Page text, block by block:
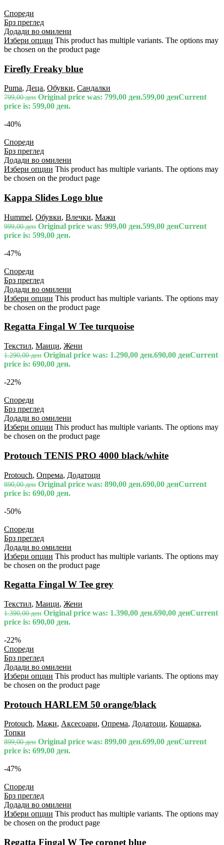
Спореди
Брз преглед
Додади во омилени
Избери опции This product has multiple variants. The options may
be chosen on the product page
Firefly Freaky blue
Puma, Деца, Обувки, Сандалки
799,00ден Original price was: 799,00 ден.599,00 денCurrent
price is: 599,00 ден.
-40%
Спореди
Брз преглед
Додади во омилени
Избери опции This product has multiple variants. The options may
be chosen on the product page
Kappa Slides Logo blue
Hummel, Обувки, Влечки, Мажи
999,00ден Original price was: 999,00 ден.599,00 денCurrent
price is: 599,00 ден.
-47%
Спореди
Брз преглед
Додади во омилени
Избери опции This product has multiple variants. The options may
be chosen on the product page
Regatta Fingal W Tee turquoise
Текстил, Маици, Жени
1.290,00ден Original price was: 1.290,00 ден.690,00 денCurrent
price is: 690,00 ден.
-22%
Спореди
Брз преглед
Додади во омилени
Избери опции This product has multiple variants. The options may
be chosen on the product page
Protouch TENIS PRO 4000 black/white
Protouch, Опрема, Додатоци
890,00ден Original price was: 890,00 ден.690,00 денCurrent
price is: 690,00 ден.
-50%
Спореди
Брз преглед
Додади во омилени
Избери опции This product has multiple variants. The options may
be chosen on the product page
Regatta Fingal W Tee grey
Текстил, Маици, Жени
1.390,00ден Original price was: 1.390,00 ден.690,00 денCurrent
price is: 690,00 ден.
-22%
Спореди
Брз преглед
Додади во омилени
Избери опции This product has multiple variants. The options may
be chosen on the product page
Protouch HARLEM 50 orange/black
Protouch, Мажи, Аксесоари, Опрема, Додатоци, Кошарка,
Топки
899,00ден Original price was: 899,00 ден.699,00 денCurrent
price is: 699,00 ден.
-47%
Спореди
Брз преглед
Додади во омилени
Избери опции This product has multiple variants. The options may
be chosen on the product page
Regatta Fingal W Tee coronet blue